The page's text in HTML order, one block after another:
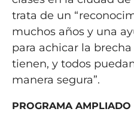
trata de un
muchos años y una
para achicar la
tienen, y todos
manera segura”.
PROGRAMA AMPLIADO